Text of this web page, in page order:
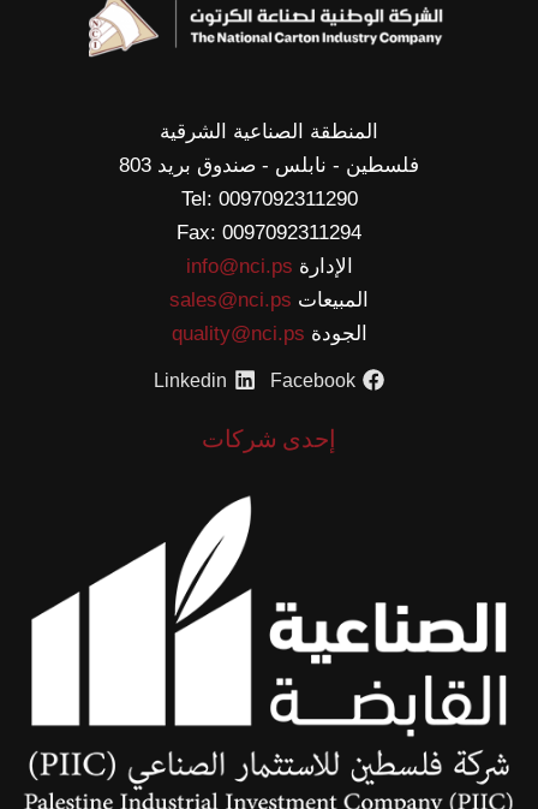
المنطقة الصناعية الشرقية
فلسطين - نابلس - صندوق بريد 803
Tel: 0097092311290
Fax: 0097092311294
الإدارة info@nci.ps
المبيعات sales@nci.ps
الجودة quality@nci.ps
Facebook
Linkedin
إحدى شركات